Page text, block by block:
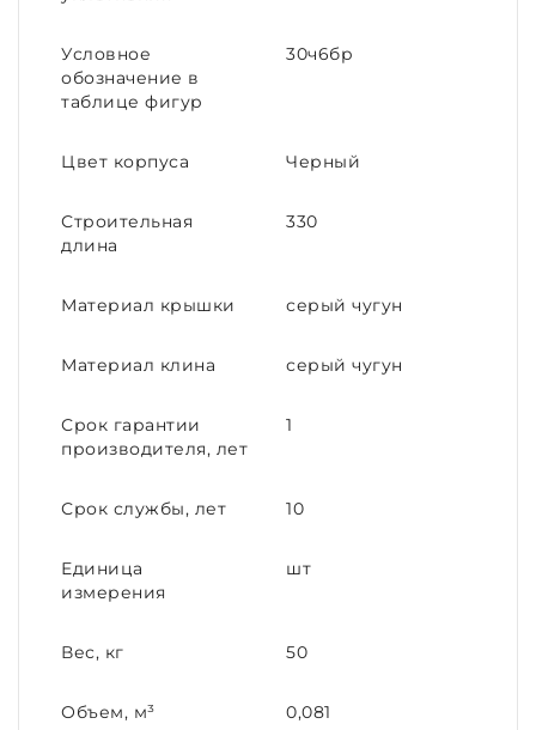
Условное
обозначение в
таблице фигур
30ч6бр
Цвет корпуса Черный
Строительная
длина
330
Материал крышки серый чугун
Материал клина серый чугун
Срок гарантии
производителя, лет
1
Срок службы, лет 10
Единица
измерения
шт
Вес, кг 50
Объем, м³ 0,081